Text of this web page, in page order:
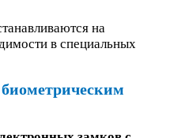
на
в специальных